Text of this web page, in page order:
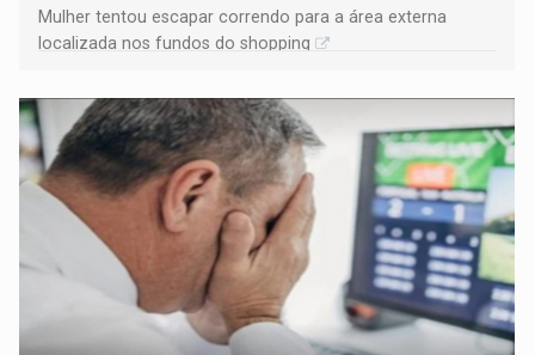
Mulher tentou escapar correndo para a área externa
localizada nos fundos do shopping